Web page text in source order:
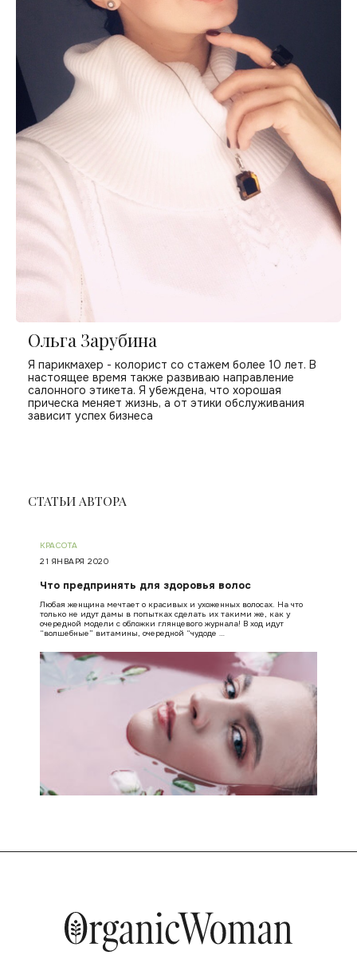
Ольга Зарубина
Я парикмахер - колорист со стажем более 10 лет. В
настоящее время также развиваю направление
салонного этикета. Я убеждена, что хорошая
прическа меняет жизнь, а от этики обслуживания
зависит успех бизнеса
СТАТЬИ АВТОРА
КРАСОТА
21 ЯНВАРЯ 2020
Что предпринять для здоровья волос
Любая женщина мечтает о красивых и ухоженных волосах. На что
только не идут дамы в попытках сделать их такими же, как у
очередной модели с обложки глянцевого журнала! В ход идут
“волшебные” витамины, очередной “чудоде …